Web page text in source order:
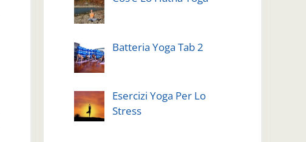
Batteria Yoga Tab 2
Esercizi Yoga Per Lo
Stress